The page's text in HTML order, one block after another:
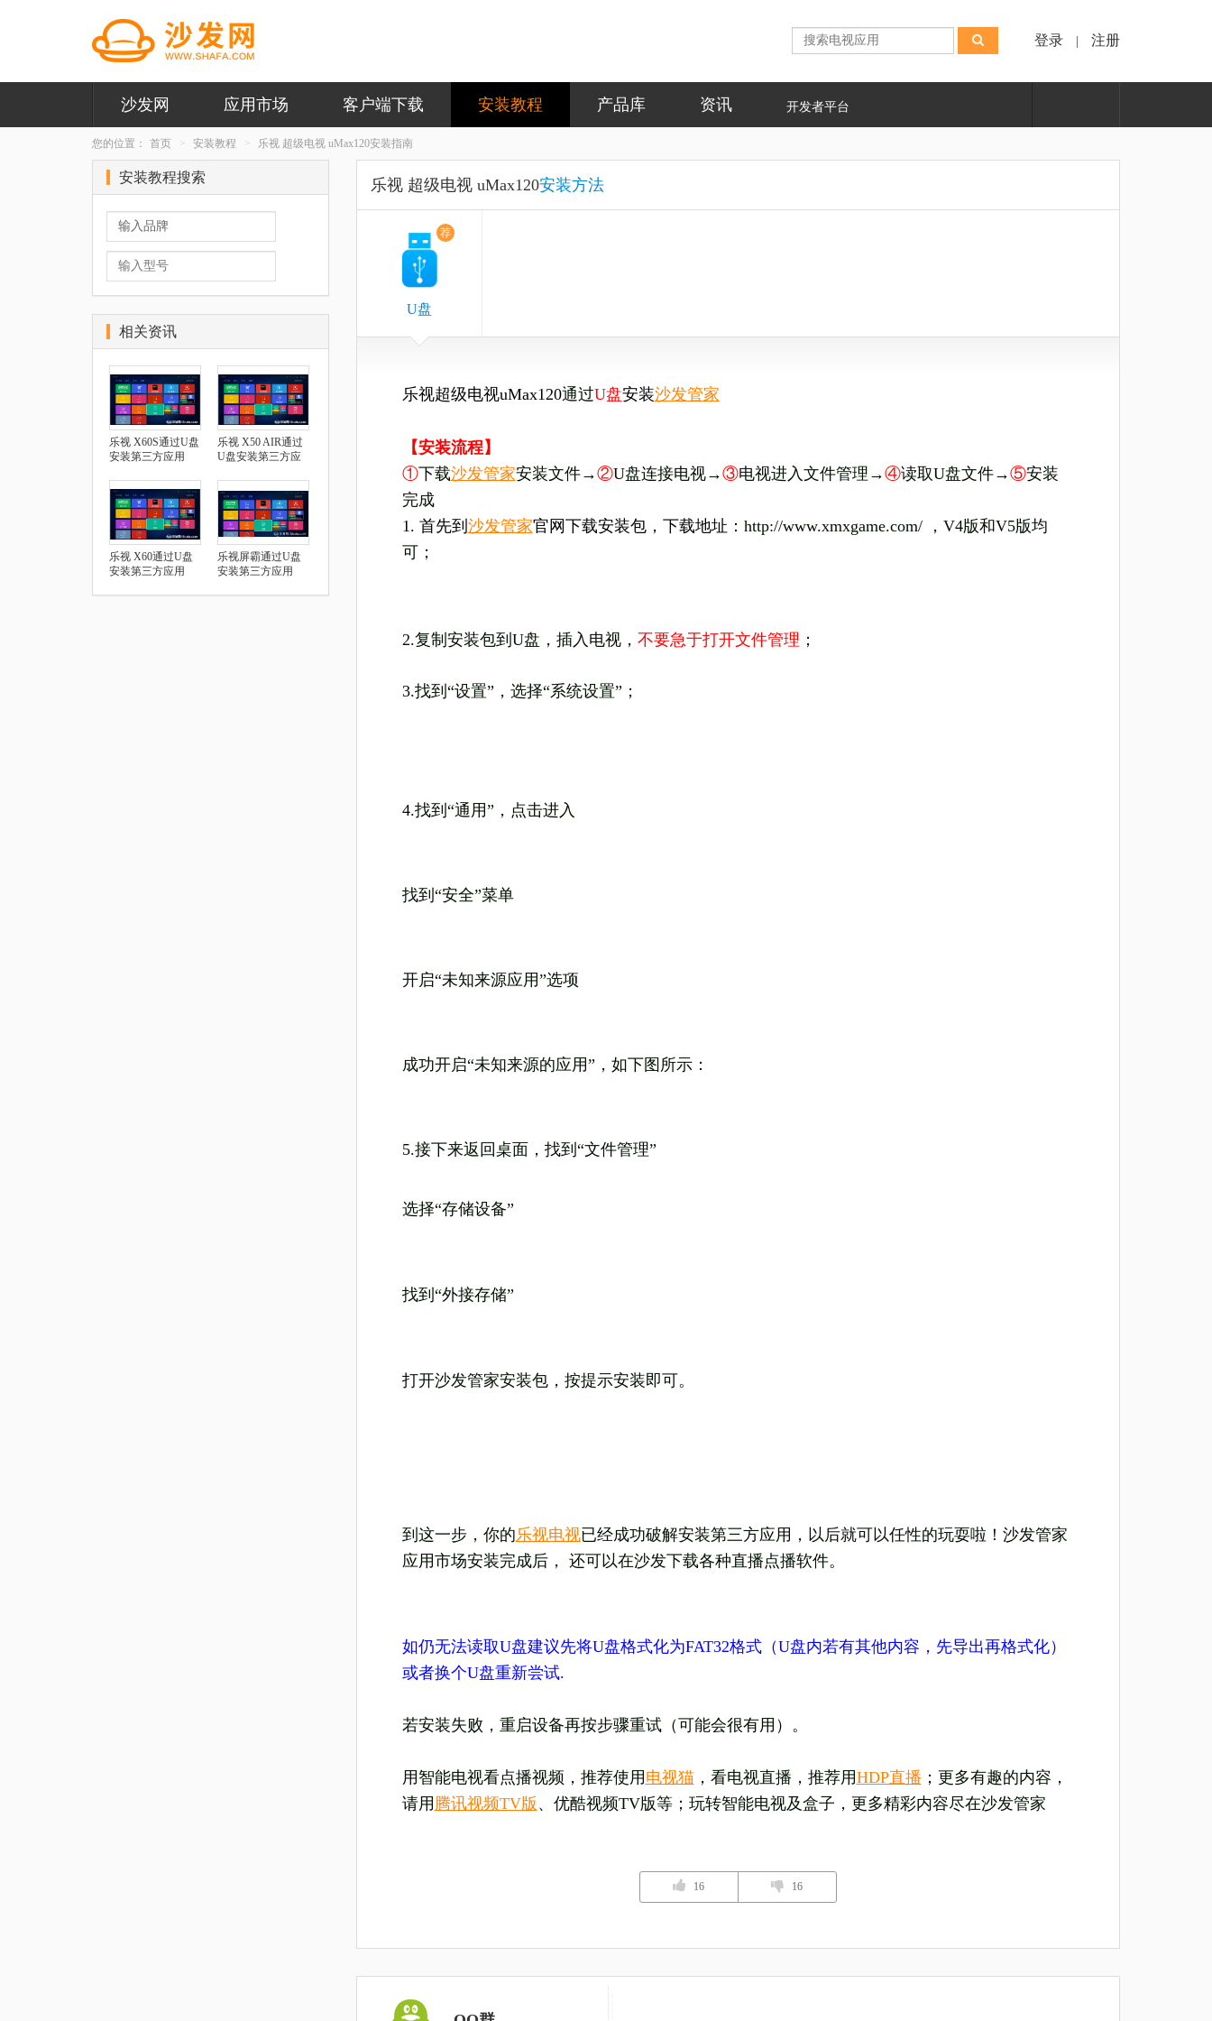
登录 注册
沙发网 应用市场 客户端下载 安装教程 产品库 资讯 开发者平台
您的位置： 首页 安装教程 乐视 超级电视 uMax120安装指南
乐视 超级电视 uMax120安装方法
荐
U盘
乐视超级电视uMax120通过U盘安装沙发管家
【安装流程】
①下载沙发管家安装文件→②U盘连接电视→③电视进入文件管理→④读取U盘文件→⑤安装
完成
1. 首先到 沙发管家官网下载安装包，下载地址： http://www.xmxgame.com/ ，V4版和V5版均
可；
2.复制安装包到U盘，插入电视， 不要急于打开文件管理 ；
3.找到“设置”，选择“系统设置”；
4.找到“通用”，点击进入
找到“安全”菜单
开启“未知来源应用”选项
成功开启“未知来源的应用”，如下图所示：
5.接下来返回桌面，找到“文件管理”
选择“存储设备”
找到“外接存储”
打开沙发管家安装包，按提示安装即可。
到这一步，你的乐视电视已经成功破解安装第三方应用，以后就可以任性的玩耍啦！沙发管家
应用市场安装完成后， 还可以在沙发下载各种直播点播软件。
如仍无法读取U盘建议先将U盘格式化为FAT32格式（U盘内若有其他内容，先导出再格式化）
或者换个U盘重新尝试.
若安装失败，重启设备再按步骤重试（可能会很有用）。
用智能电视看点播视频，推荐使用 电视猫，看电视直播，推荐用HDP直播 ；更多有趣的内容，
请用 腾讯视频TV版 、优酷视频TV版等；玩转智能电视及盒子，更多精彩内容尽在沙发管家
16 16
安装教程搜索
相关资讯
乐视 X60S通过U盘
安装第三方应用
乐视 X50 AIR通过
U盘安装第三方应
乐视 X60通过U盘
安装第三方应用
乐视屏霸通过U盘
安装第三方应用